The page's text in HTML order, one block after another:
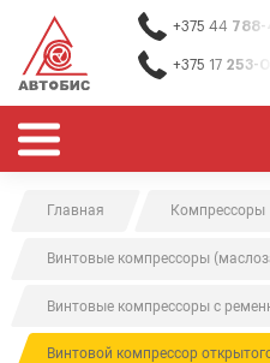
ОБОРУДОВАНИЕ ДЛЯ СТО
ОБОРУДОВАНИЕ ДЛЯ
О НАС
+375 44 788-
+375 17 253-
Главная Компрессоры
Винтовые компрессоры
Винтовые компрессоры с
Винтовой компрессор